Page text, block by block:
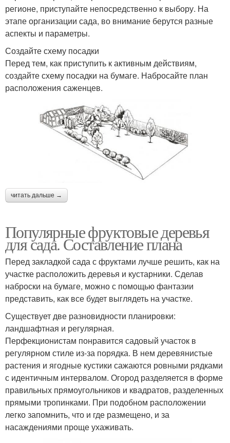
регионе, приступайте непосредственно к выбору. На
этапе организации сада, во внимание берутся разные
аспекты и параметры.
Создайте схему посадки
Перед тем, как приступить к активным действиям,
создайте схему посадки на бумаге. Набросайте план
расположения саженцев.
читать дальше →
Популярные фруктовые деревья
для сада. Составление плана
Перед закладкой сада с фруктами лучше решить, как на
участке расположить деревья и кустарники. Сделав
наброски на бумаге, можно с помощью фантазии
представить, как все будет выглядеть на участке.
Существует две разновидности планировки:
ландшафтная и регулярная.
Перфекционистам понравится садовый участок в
регулярном стиле из-за порядка. В нем деревянистые
растения и ягодные кустики сажаются ровными рядками
с идентичным интервалом. Огород разделяется в форме
правильных прямоугольников и квадратов, разделенных
прямыми тропинками. При подобном расположении
легко запомнить, что и где размещено, и за
насаждениями проще ухаживать.